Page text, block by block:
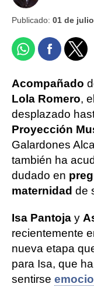
Publicado: 01 de
Acompañado
Lola Romero,
desplazado
Proyección
Galardones
también ha
dudado en
maternidad de
Isa Pantoja y
recientemente
nueva etapa
para Isa, que
sentirse